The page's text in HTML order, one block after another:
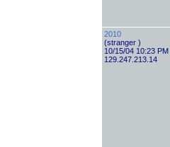
2010
(stranger )
10/15/04 10:23 PM
129.247.213.14